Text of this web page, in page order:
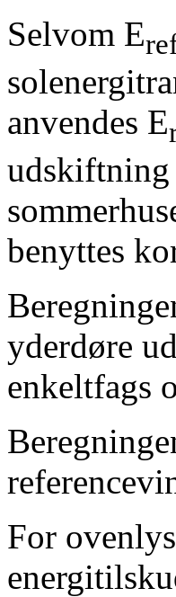
Selvom E
anvendes E
udskiftning
benyttes
yderdøre
enkeltfags
For